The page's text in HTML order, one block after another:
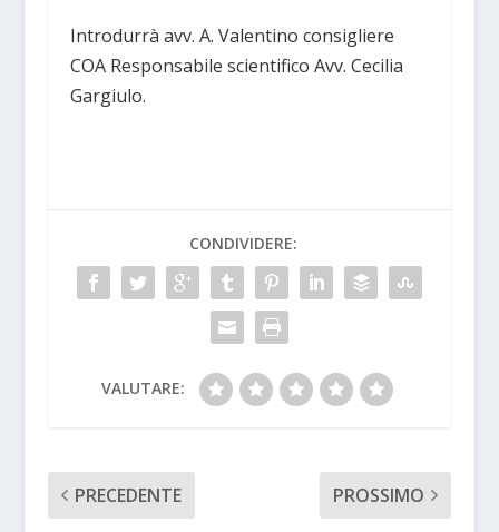
Introdurrà avv. A. Valentino consigliere
COA Responsabile scientifico Avv. Cecilia
Gargiulo.
CONDIVIDERE:
VALUTARE:
PRECEDENTE PROSSIMO